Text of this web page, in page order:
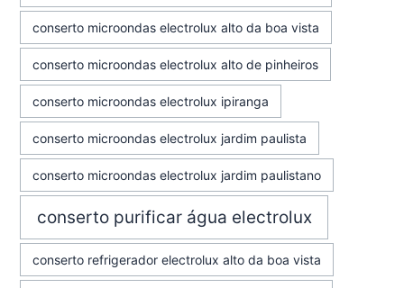
conserto microondas electrolux alto da boa vista
conserto microondas electrolux alto de pinheiros
conserto microondas electrolux ipiranga
conserto microondas electrolux jardim paulista
conserto microondas electrolux jardim paulistano
conserto purificar água electrolux
conserto refrigerador electrolux alto da boa vista